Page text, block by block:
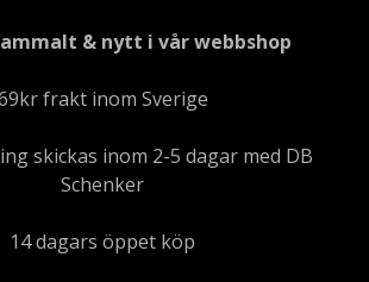
& nytt i vår webbshop
frakt inom Sverige
skickas inom 2-5 dagar med DB
Schenker
14 dagars öppet köp